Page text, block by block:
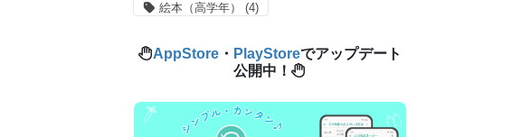
絵本（高学年） (4)
AppStore・ PlayStoreでアップデート
公開中！